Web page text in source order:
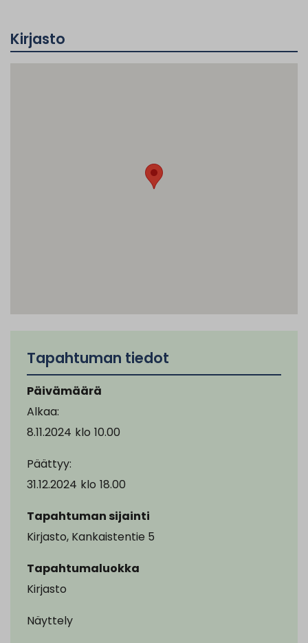
Kirjasto
Tapahtuman tiedot
Päivämäärä
Alkaa:
8.11.2024 klo 10.00
Päättyy:
31.12.2024 klo 18.00
Tapahtuman sijainti
Kirjasto, Kankaistentie 5
Tapahtumaluokka
Kirjasto
Näyttely